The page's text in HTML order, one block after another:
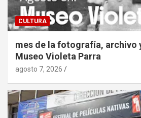
CULTURA
mes de la fotografía, archivo
Museo Violeta Parra
agosto 7, 2026